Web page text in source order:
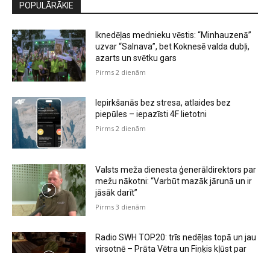
POPULĀRĀKIE
Iknedēļas mednieku vēstis: “Minhauzenā”
uzvar “Salnava”, bet Koknesē valda dubļi,
azarts un svētku gars
Pirms 2 dienām
Iepirkšanās bez stresa, atlaides bez
piepūles – iepazīsti 4F lietotni
Pirms 2 dienām
Valsts meža dienesta ģenerāldirektors par
mežu nākotni: “Varbūt mazāk jārunā un ir
jāsāk darīt”
Pirms 3 dienām
Radio SWH TOP20: trīs nedēļas topā un jau
virsotnē – Prāta Vētra un Fiņķis kļūst par